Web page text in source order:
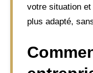
votre situation
plus adapté,